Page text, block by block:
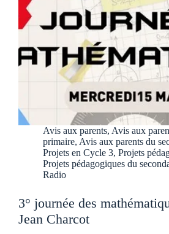
Avis aux parents, Avis aux
primaire, Avis aux parents du
Projets en Cycle 3, Projets
Projets pédagogiques du
Radio
3° journée des
Jean Charcot